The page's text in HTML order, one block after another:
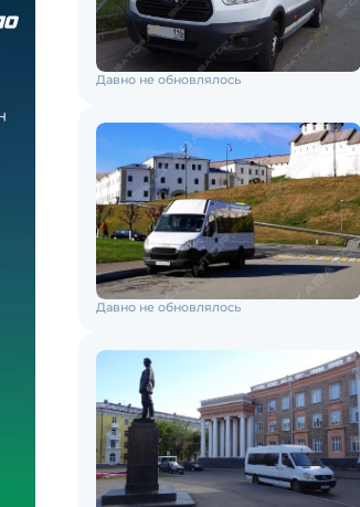
Давно не обновлялось
Давно не обновлялось